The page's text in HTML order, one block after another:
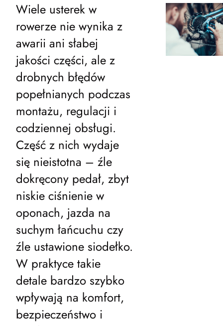
Wiele usterek w
rowerze nie wynika z
awarii ani słabej
jakości części, ale z
drobnych błędów
popełnianych podczas
montażu, regulacji i
codziennej obsługi.
Część z nich wydaje
się nieistotna – źle
dokręcony pedał, zbyt
niskie ciśnienie w
oponach, jazda na
suchym łańcuchu czy
źle ustawione siodełko.
W praktyce takie
detale bardzo szybko
wpływają na komfort,
bezpieczeństwo i